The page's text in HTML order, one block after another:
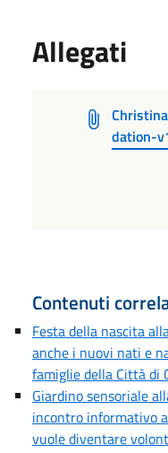
Allegati
dation-
Contenuti
Festa della nascita
anche i nuovi nati e
famiglie della Città di
Giardino sensoriale
incontro informativo
vuole diventare